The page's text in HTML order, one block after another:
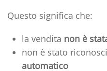
Questo significa che:
la vendita non è
non è stato
automatico